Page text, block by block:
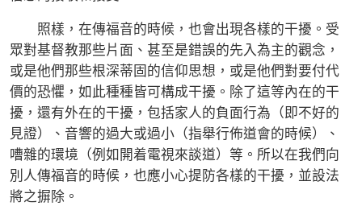
照樣，在傳福音的時候，也會出現各樣的干擾。受
眾對基督教那些片面、甚至是錯誤的先入為主的觀念，
或是他們那些根深蒂固的信仰思想，或是他們對要付代
價的恐懼，如此種種皆可構成干擾。除了這等內在的干
擾，還有外在的干擾，包括家人的負面行為（即不好的
見證）、音響的過大或過小（指舉行佈道會的時候）、
嘈雜的環境（例如開着電視來談道）等。所以在我們向
別人傳福音的時候，也應小心提防各樣的干擾，並設法
將之摒除。